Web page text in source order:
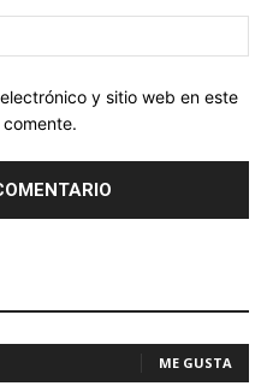
y sitio web en este
ME GUSTA